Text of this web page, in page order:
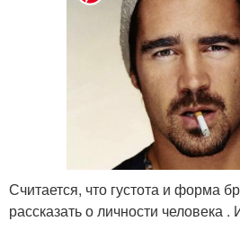
Считается, что густота и форма
рассказать о личности человека .